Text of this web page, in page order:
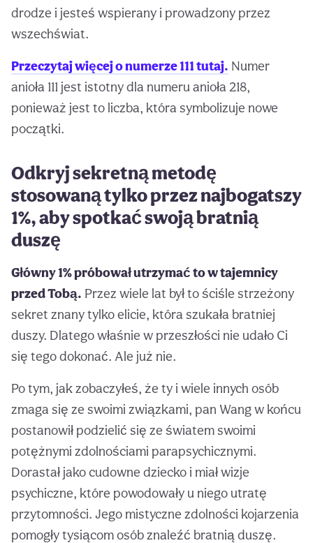
drodze i jesteś wspierany i prowadzony przez
wszechświat.
Przeczytaj więcej o numerze 111 tutaj. Numer
anioła 111 jest istotny dla numeru anioła 218,
ponieważ jest to liczba, która symbolizuje nowe
początki.
Odkryj sekretną metodę
stosowaną tylko przez najbogatszy
1%, aby spotkać swoją bratnią
duszę
Główny 1% próbował utrzymać to w tajemnicy
przed Tobą. Przez wiele lat był to ściśle strzeżony
sekret znany tylko elicie, która szukała bratniej
duszy. Dlatego właśnie w przeszłości nie udało Ci
się tego dokonać. Ale już nie.
Po tym, jak zobaczyłeś, że ty i wiele innych osób
zmaga się ze swoimi związkami, pan Wang w końcu
postanowił podzielić się ze światem swoimi
potężnymi zdolnościami parapsychicznymi.
Dorastał jako cudowne dziecko i miał wizje
psychiczne, które powodowały u niego utratę
przytomności. Jego mistyczne zdolności kojarzenia
pomogły tysiącom osób znaleźć bratnią duszę.